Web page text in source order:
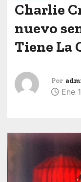
Charlie
nuevo
Tiene La
Por
Ene